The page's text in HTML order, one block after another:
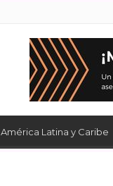
América Latina y Caribe